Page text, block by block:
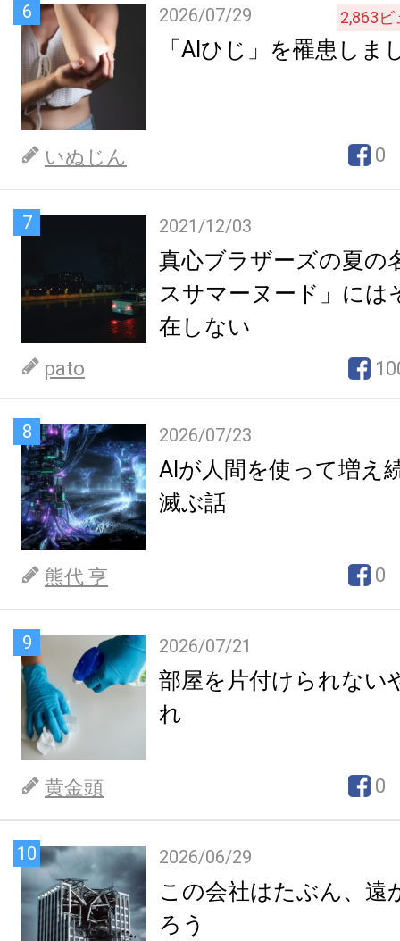
6 2026/07/29 2,863ビ
「AIひじ」を罹患しま
いぬじん 0
7 2021/12/03
真心ブラザーズの夏の
スサマーヌード」には
在しない
pato
8 2026/07/23
AIが人間を使って増え
滅ぶ話
熊代 亨 0
9 2026/07/21
部屋を片付けられない
れ
黄金頭 0
10 2026/06/29
この会社はたぶん、遠
ろう